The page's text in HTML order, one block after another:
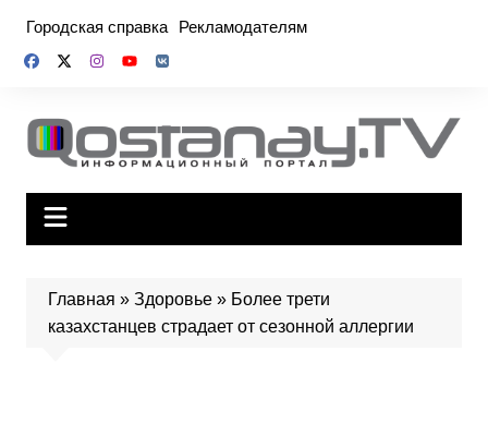
содержимому
Городская справка Рекламодателям
Главная » Здоровье» Более трети
казахстанцев страдает от сезонной аллергии